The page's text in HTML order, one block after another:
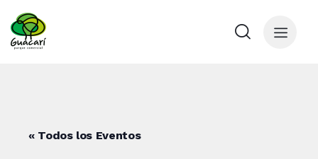
« Todos los Eventos